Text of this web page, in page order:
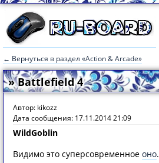
← Вернуться в раздел «Action & Arcade»
» Battlefield 4
Автор: kikozz
Дата сообщения: 17.11.2014 21:09
WildGoblin
Видимо это суперсовременное оно.